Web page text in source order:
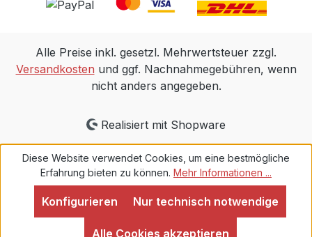
Alle Preise inkl. gesetzl. Mehrwertsteuer zzgl.
Versandkosten und ggf. Nachnahmegebühren, wenn
nicht anders angegeben.
Realisiert mit Shopware
Diese Website verwendet Cookies, um eine bestmögliche
Erfahrung bieten zu können. Mehr Informationen ...
Nur technisch notwendige
Konfigurieren
Alle Cookies akzeptieren